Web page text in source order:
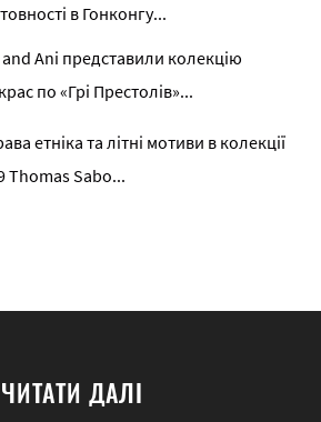
в Гонконгу...
Ani представили колекцію
по «Грі Престолів»...
етніка та літні мотиви в колекції
Thomas Sabo...
ЧИТАТИ ДАЛІ